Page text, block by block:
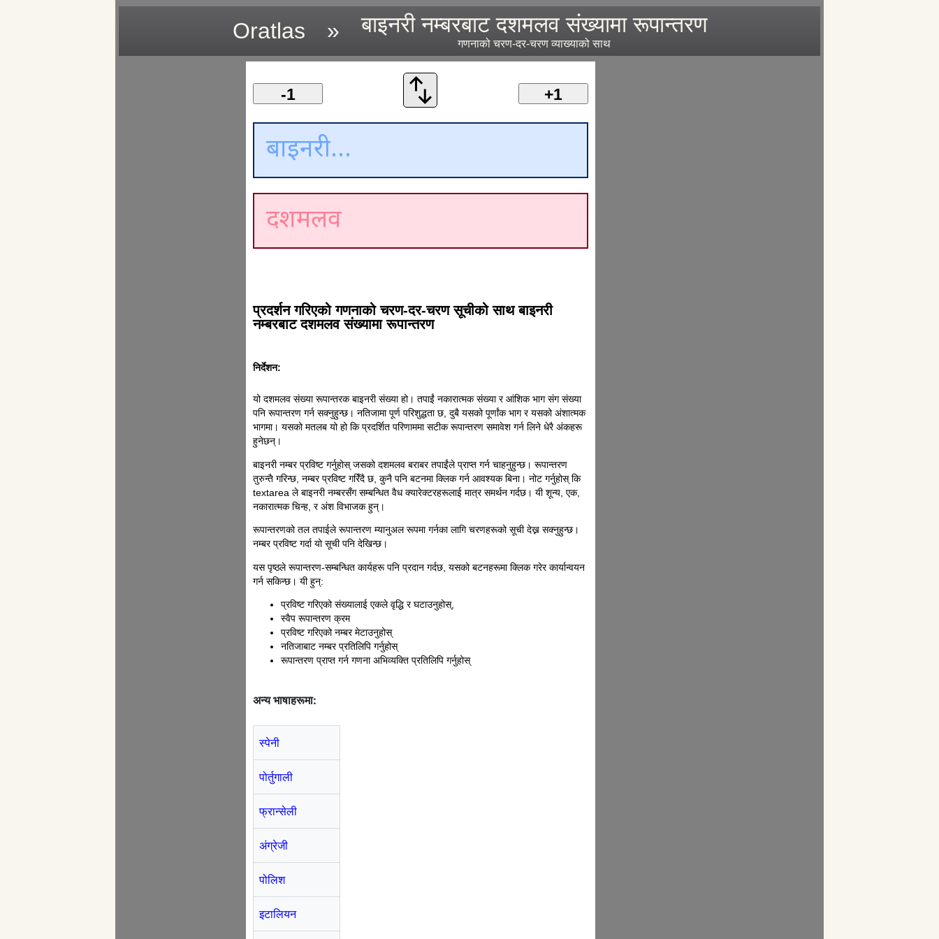
Oratlas » बाइनरी नम्बरबाट दशमलव संख्यामा रूपान्तरण
गणनाको चरण-दर-चरण व्याख्याको साथ
-1 +1
प्रदर्शन गरिएको गणनाको चरण-दर-चरण सूचीको साथ बाइनरी
नम्बरबाट दशमलव संख्यामा रूपान्तरण
निर्देशन:
यो दशमलव संख्या रूपान्तरक बाइनरी संख्या हो। तपाईं नकारात्मक संख्या र आंशिक भाग संग संख्या
पनि रूपान्तरण गर्न सक्नुहुन्छ। नतिजामा पूर्ण परिशुद्धता छ, दुबै यसको पूर्णांक भाग र यसको अंशात्मक
भागमा। यसको मतलब यो हो कि प्रदर्शित परिणाममा सटीक रूपान्तरण समावेश गर्न लिने धेरै अंकहरू
हुनेछन्।
बाइनरी नम्बर प्रविष्ट गर्नुहोस् जसको दशमलव बराबर तपाईंले प्राप्त गर्न चाहनुहुन्छ। रूपान्तरण
तुरुन्तै गरिन्छ, नम्बर प्रविष्ट गरिँदै छ, कुनै पनि बटनमा क्लिक गर्न आवश्यक बिना। नोट गर्नुहोस् कि
textarea ले बाइनरी नम्बरसँग सम्बन्धित वैध क्यारेक्टरहरूलाई मात्र समर्थन गर्दछ। यी शून्य, एक,
नकारात्मक चिन्ह, र अंश विभाजक हुन्।
रूपान्तरणको तल तपाईले रूपान्तरण म्यानुअल रूपमा गर्नका लागि चरणहरूको सूची देख्न सक्नुहुन्छ।
नम्बर प्रविष्ट गर्दा यो सूची पनि देखिन्छ।
यस पृष्ठले रूपान्तरण-सम्बन्धित कार्यहरू पनि प्रदान गर्दछ, यसको बटनहरूमा क्लिक गरेर कार्यान्वयन
गर्न सकिन्छ। यी हुन्:
प्रविष्ट गरिएको संख्यालाई एकले वृद्धि र घटाउनुहोस्,
स्वैप रूपान्तरण क्रम
प्रविष्ट गरिएको नम्बर मेटाउनुहोस्
नतिजाबाट नम्बर प्रतिलिपि गर्नुहोस्
रूपान्तरण प्राप्त गर्न गणना अभिव्यक्ति प्रतिलिपि गर्नुहोस्
अन्य भाषाहरूमा:
स्पेनी
पोर्तुगाली
फ्रान्सेली
अंग्रेजी
पोलिश
इटालियन